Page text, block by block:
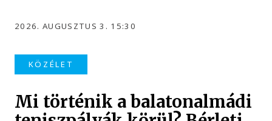
2026. AUGUSZTUS 3. 15:30
KÖZÉLET
Mi történik a balatonalmádi